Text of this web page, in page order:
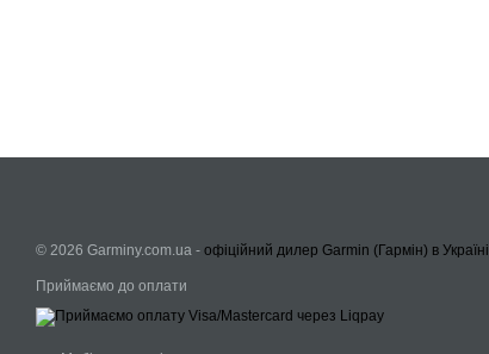
© 2026 Garminy.com.ua - офіційний дилер Garmin (Гармін) в Україні
Приймаємо до оплати